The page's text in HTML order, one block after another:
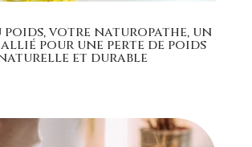
poids, votre naturopathe, un
pour une perte de poids
et durable